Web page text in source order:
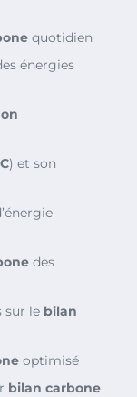
quotidien
énergies
) et son
des
sur le bilan
optimisé
bilan carbone